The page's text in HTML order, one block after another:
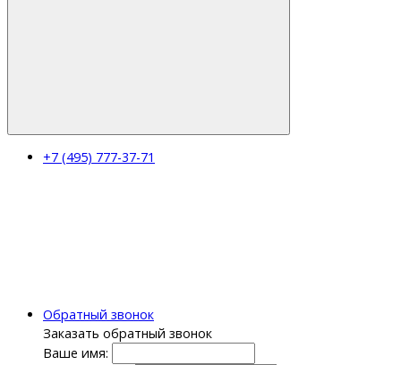
+7 (495) 777-37-71
Обратный звонок
Заказать обратный звонок
Ваше имя: